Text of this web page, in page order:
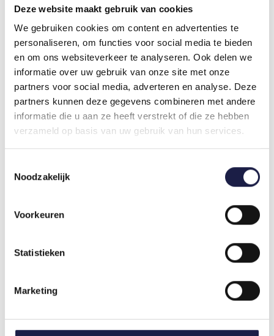
Deze website maakt gebruik van cookies
We gebruiken cookies om content en advertenties te
personaliseren, om functies voor social media te bieden
en om ons websiteverkeer te analyseren. Ook delen we
informatie over uw gebruik van onze site met onze
partners voor social media, adverteren en analyse. Deze
partners kunnen deze gegevens combineren met andere
informatie die u aan ze heeft verstrekt of die ze hebben
verzameld op basis van uw gebruik van hun services.
Noodzakelijk
Voorkeuren
Statistieken
Marketing
Dieses Produkt ist in drei verschiedenen Stärken
erhältlich, wählen Sie die gewünschte Stärke und
Menge aus.
WIR AKZEPTIEREN REZEPTE AUS DEM
GANZEN EU-BEREICH
VERSAND NACH DEUTSCHLAND ODER
ÖSTERREICH ÜBER EINEN BOTEN
Kunden außerhalb der Niederlande verschicken. Es
gibt aber eine gute Lösung, indem Sie einen Boten
Lesen Sie bitte dazu diese
WOFÜR WIRD FORTHYRON FLAVOURED
Forthyron Flavoured T
angezeigt. Bei einer Hypothyreose produziert die